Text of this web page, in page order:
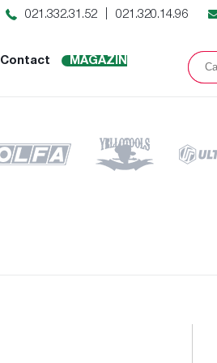
021.332.31.52 021.320.14.96
Contact
MAGAZIN